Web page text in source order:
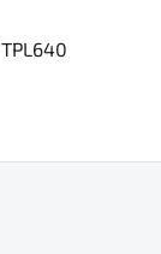
TPL640